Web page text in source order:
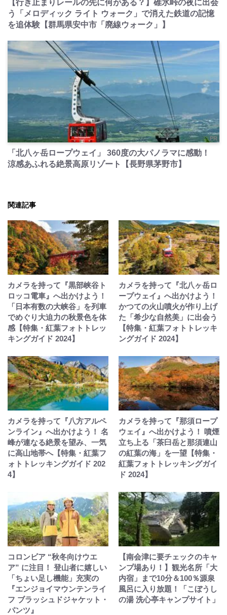
【行き止まりレールの先に何がある？】碓氷峠の夜に出会
う「メロディック ライト ウォーク」で消えた鉄道の記憶
を追体験【群馬県安中市「廃線ウォーク」】
PR
「北八ヶ岳ロープウェイ」 360度の大パノラマに感動！
涼感あふれる絶景高原リゾート【長野県茅野市】
関連記事
カメラを持って『黒部峡谷ト
ロッコ電車』へ出かけよう！
「日本有数の大峡谷」を列車
でめぐり大迫力の秋景色を体
感【特集・紅葉フォトトレッ
キングガイド 2024】
カメラを持って『北八ヶ岳ロ
ープウェイ』へ出かけよう！
かつての火山噴火が作り上げ
た「希少な自然美」に出会う
【特集・紅葉フォトトレッキ
ングガイド 2024】
カメラを持って『八方アルペ
ンライン』へ出かけよう！ 名
峰が連なる絶景を望み、一気
に高山地帯へ【特集・紅葉フ
ォトトレッキングガイド 202
4】
カメラを持って『那須ロープ
ウェイ』へ出かけよう！ 噴煙
立ち上る「茶臼岳と那須連山
の紅葉の海」を一望【特集・
紅葉フォトトレッキングガイ
ド 2024】
コロンビア “秋冬向けウエ
ア” に注目！ 登山者に嬉しい
「ちょい足し機能」充実の
『エンジョイマウンテンライ
フ ブラッシュドジャケット・
パンツ』
【南会津に要チェックのキャ
ンプ場あり！】観光名所「大
内宿」まで10分＆100％源泉
風呂に入り放題！「こぼうし
の湯 洗心亭キャンプサイト」